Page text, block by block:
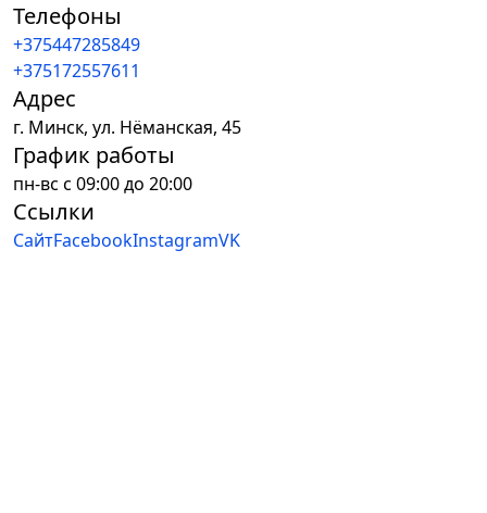
Телефоны
+375447285849
+375172557611
Адрес
г. Минск, ул. Нёманская, 45
График работы
пн-вс с 09:00 до 20:00
Ссылки
СайтFacebookInstagramVK